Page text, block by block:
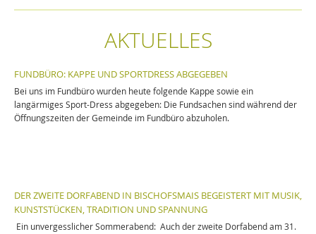
AKTUELLES
FUNDBÜRO: KAPPE UND SPORTDRESS ABGEGEBEN
Bei uns im Fundbüro wurden heute folgende Kappe sowie ein
langärmiges Sport-Dress abgegeben: Die Fundsachen sind während der
Öffnungszeiten der Gemeinde im Fundbüro abzuholen.
DER ZWEITE DORFABEND IN BISCHOFSMAIS BEGEISTERT MIT MUSIK,
KUNSTSTÜCKEN, TRADITION UND SPANNUNG
Ein unvergesslicher Sommerabend: Auch der zweite Dorfabend am 31.